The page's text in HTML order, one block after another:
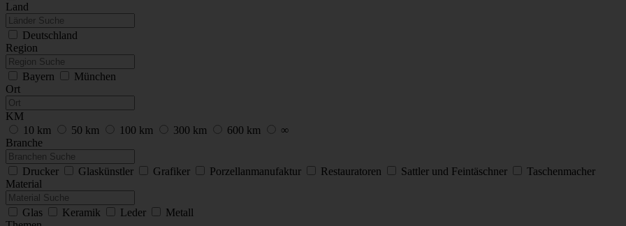
Land
Deutschland
Region
Bayern
München
Ort
KM
10 km
50 km 100 km 300 km 600 km
∞
Branche
Drucker Glaskünstler Grafiker Porzellanmanufaktur Restauratoren Sattler und Feintäschner
Taschenmacher
Material
Glas Keramik Leder
Metall